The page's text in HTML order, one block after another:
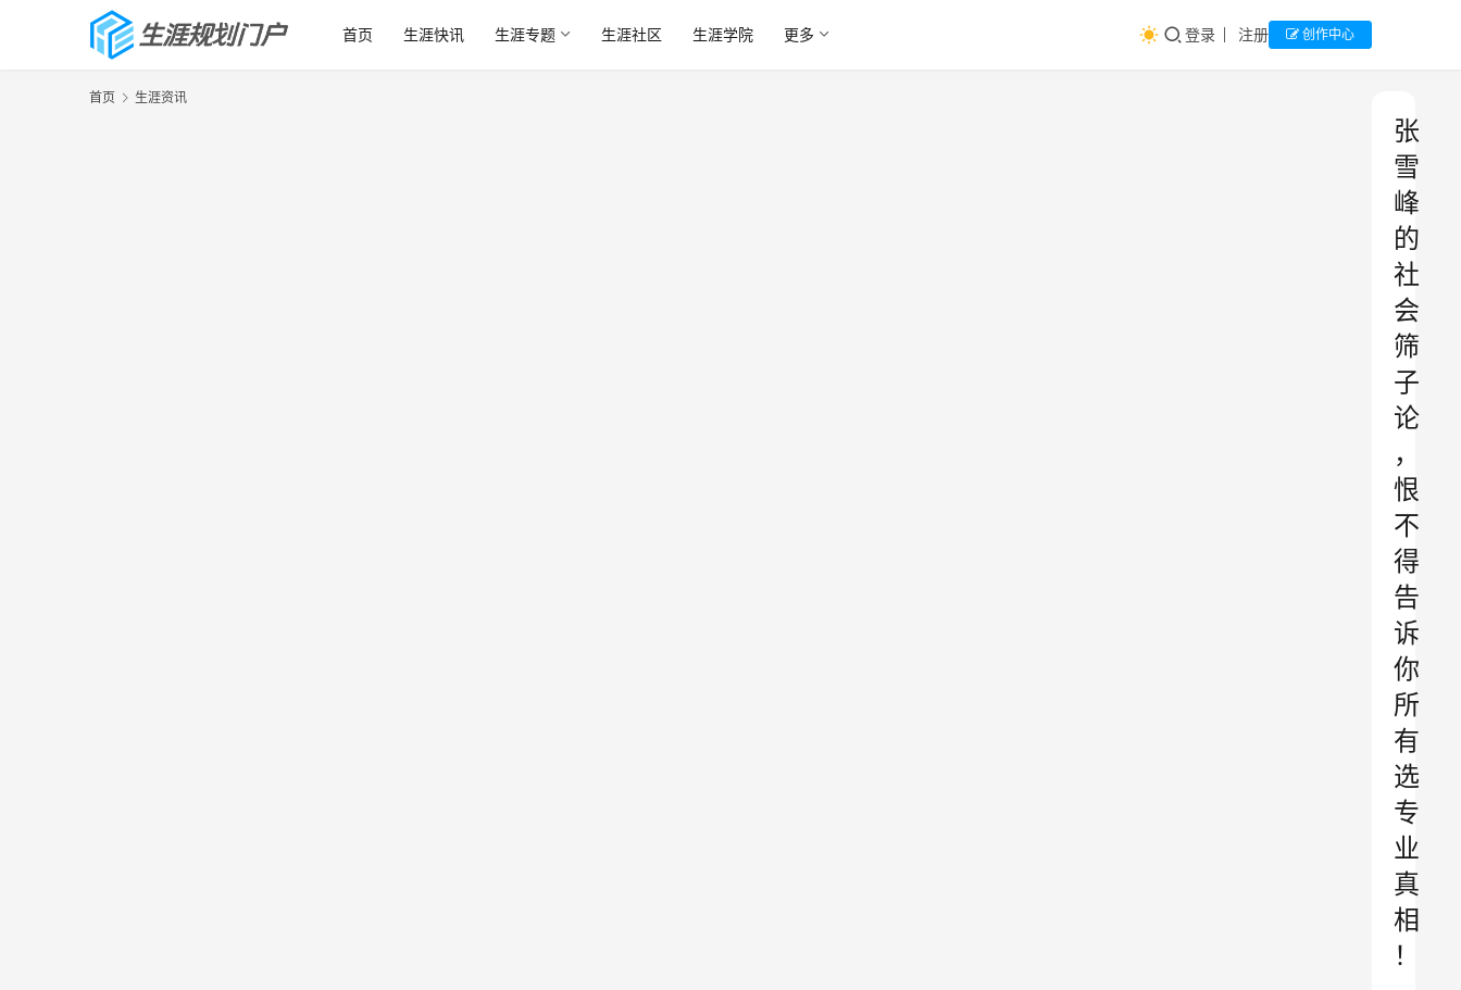
首页 生涯快讯 生涯专题 生涯社区 生涯学院 更多 登录 注册 创作中心
首页 生涯资讯
张
雪
峰
的
社
会
筛
子
论
，
恨
不
得
告
诉
你
所
有
选
专
业
真
相
！